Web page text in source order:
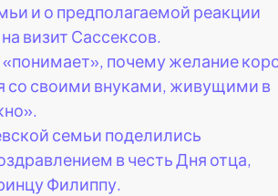
и о предполагаемой реакции
визит Сассексов.
почему желание
со своими внуками, живущими в
семьи поделились
в честь Дня отца,
Филиппу.